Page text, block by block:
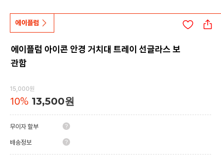
에이플럼
에이플럼 아이콘 안경 거치대 트레이 선글라스 보
관함
15,000원
10% 13,500원
무이자 할부
배송정보